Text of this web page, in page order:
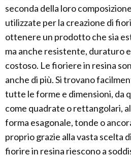
seconda della loro
utilizzate per la creazione di
ottenere un prodotto che sia
ma anche resistente, duraturo
costoso. Le fioriere in resina
anche di più. Si trovano
tutte le forme e dimensioni, da
come quadrate o rettangolari,
forma esagonale, tonde o
proprio grazie alla vasta scelta
fiorire in resina riescono a